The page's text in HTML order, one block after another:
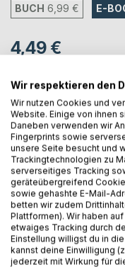
BUCH 6,99 € E-
4,49 €
sofort verfügbar als
IN
Auf die Merkliste
Titel bewerten
Wir respektieren den
Wir nutzen Cookies und
Website. Einige von ihnen
Daneben verwenden wir
Fingerprints sowie
unsere Seite besucht und
Trackingtechnologien zu
serverseitiges Tracking
geräteübergreifend
sowie gehashte E-Mail-
betten wir zudem
Plattformen). Wir haben
etwaiges Tracking durch
Einstellung willigst du in
kannst deine Einwilligung
jederzeit mit Wirkung für